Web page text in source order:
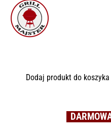
Dodaj produkt do